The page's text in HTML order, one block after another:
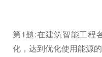
第1题:在建筑智能工程
化，达到优化使用能源的